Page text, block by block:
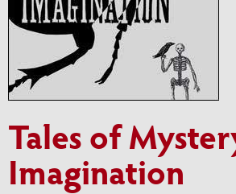
Tales of
Imagination